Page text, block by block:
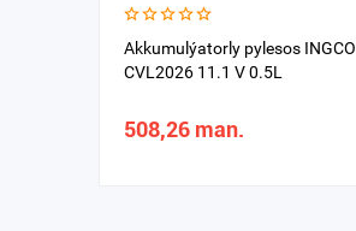
Akkumulýatorly pylesos INGCO
CVL2026 11.1 V 0.5L
508,26 man.